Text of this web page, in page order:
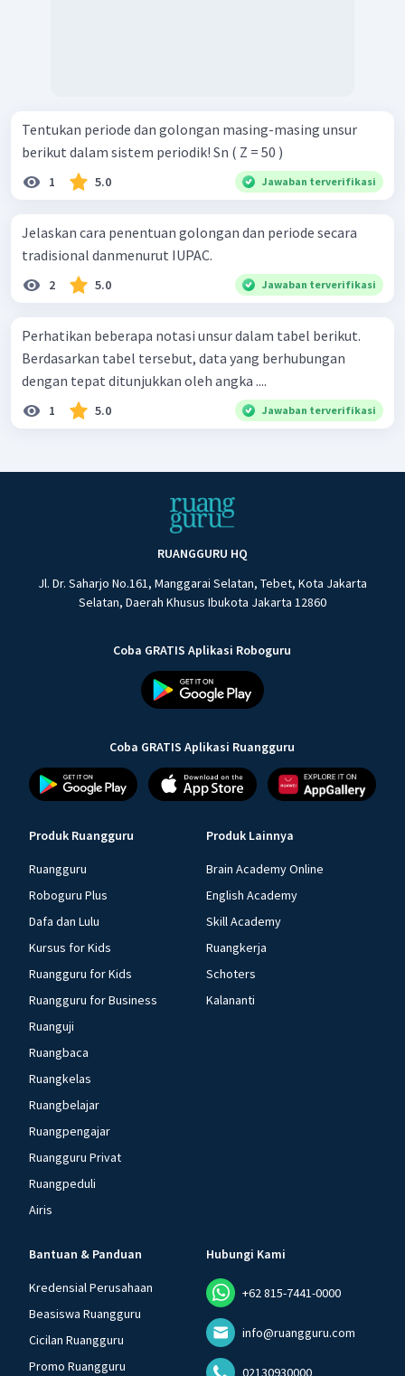
Tentukan periode dan golongan masing-masing unsur
berikut dalam sistem periodik! Sn ( Z = 50 )
1 5.0 Jawaban terverifikasi
Jelaskan cara penentuan golongan dan periode secara
tradisional danmenurut IUPAC.
2 5.0 Jawaban terverifikasi
Perhatikan beberapa notasi unsur dalam tabel berikut.
Berdasarkan tabel tersebut, data yang berhubungan
dengan tepat ditunjukkan oleh angka ....
1 5.0 Jawaban terverifikasi
RUANGGURU HQ
Jl. Dr. Saharjo No.161, Manggarai Selatan, Tebet, Kota Jakarta
Selatan, Daerah Khusus Ibukota Jakarta 12860
Coba GRATIS Aplikasi Roboguru
Coba GRATIS Aplikasi Ruangguru
Produk Ruangguru
Ruangguru
Roboguru Plus
Dafa dan Lulu
Kursus for Kids
Ruangguru for Kids
Ruangguru for Business
Ruanguji
Ruangbaca
Ruangkelas
Ruangbelajar
Ruangpengajar
Ruangguru Privat
Ruangpeduli
Airis
Produk Lainnya
Brain Academy Online
English Academy
Skill Academy
Ruangkerja
Schoters
Kalananti
Bantuan & Panduan
Kredensial Perusahaan
Beasiswa Ruangguru
Cicilan Ruangguru
Promo Ruangguru
Hubungi Kami
+62 815-7441-0000
info@ruangguru.com
02130930000